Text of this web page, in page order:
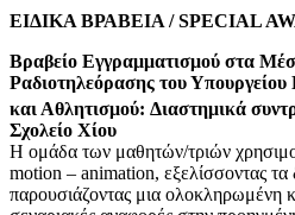
ΕΙΔΙΚΑ ΒΡΑΒΕΙΑ / SPECIAL
Βραβείο Εγγραμματισμού στα
Ραδιοτηλεόρασης του
και Αθλητισμού: Διαστημικά
Σχολείο Χίου
Η ομάδα των μαθητών/τριών
motion – animation, εξελίσσοντας τα
παρουσιάζοντας μια ολοκληρωμένη